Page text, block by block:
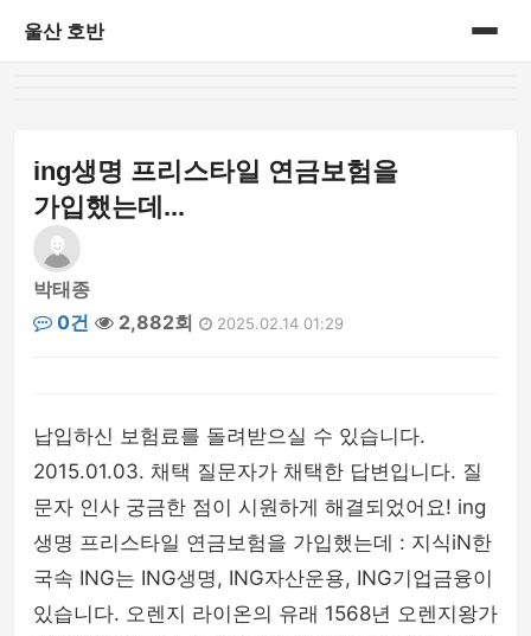
울산 호반
ing생명 프리스타일 연금보험을
가입했는데...
박태종
0건
2,882회 2025.02.14 01:29
납입하신 보험료를 돌려받으실 수 있습니다.
2015.01.03. 채택 질문자가 채택한 답변입니다. 질
문자 인사 궁금한 점이 시원하게 해결되었어요! ing
생명 프리스타일 연금보험을 가입했는데 : 지식iN한
국속 ING는 ING생명, ING자산운용, ING기업금융이
있습니다. 오렌지 라이온의 유래 1568년 오렌지왕가